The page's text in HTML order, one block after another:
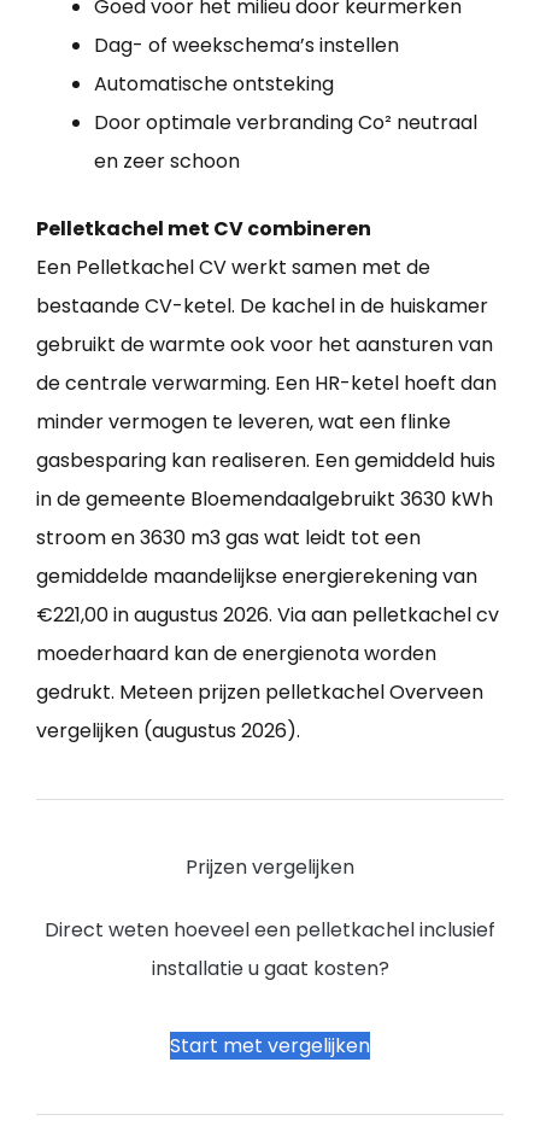
Goed voor het milieu door keurmerken
Dag- of weekschema’s instellen
Automatische ontsteking
Door optimale verbranding Co² neutraal
en zeer schoon
Pelletkachel met CV combineren
Een Pelletkachel CV werkt samen met de
bestaande CV-ketel. De kachel in de huiskamer
gebruikt de warmte ook voor het aansturen van
de centrale verwarming. Een HR-ketel hoeft dan
minder vermogen te leveren, wat een flinke
gasbesparing kan realiseren. Een gemiddeld huis
in de gemeente Bloemendaalgebruikt 3630 kWh
stroom en 3630 m3 gas wat leidt tot een
gemiddelde maandelijkse energierekening van
€221,00 in augustus 2026. Via aan pelletkachel cv
moederhaard kan de energienota worden
gedrukt. Meteen prijzen pelletkachel Overveen
vergelijken (augustus 2026).
Prijzen vergelijken
Direct weten hoeveel een pelletkachel inclusief
installatie u gaat kosten?
Start met vergelijken